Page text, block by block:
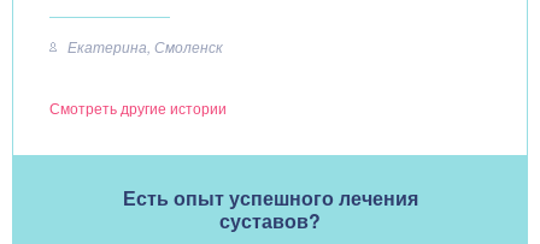
Екатерина, Смоленск
Смотреть другие истории
Есть опыт успешного лечения
суставов?